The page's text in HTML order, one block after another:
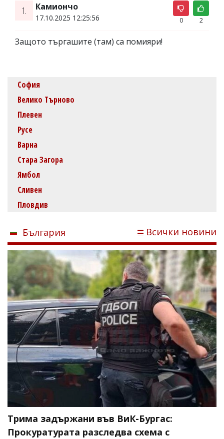
1. Камиончо
17.10.2025 12:25:56 0 2
Защото търгашите (там) са помияри!
София
Велико Търново
Плевен
Русе
Варна
Стара Загора
Ямбол
Сливен
Пловдив
България Всички новини
Трима задържани във ВиК-Бургас:
Прокуратурата разследва схема с